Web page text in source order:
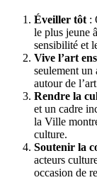
Éveiller tôt :
le plus jeune
sensibilité et
Vive l’art
seulement un
autour de
Rendre la
et un cadre
la Ville
culture.
Soutenir la
acteurs
occasion de